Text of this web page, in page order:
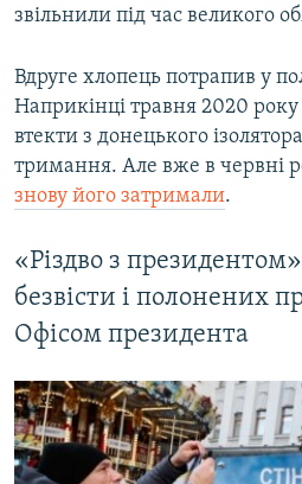
звільнили під час великого
Вдруге хлопець потрапив у
Наприкінці травня 2020
втекти з донецького
тримання. Але вже в червні
знову його затримали.
«Різдво з
безвісти і полонених
Офісом президента